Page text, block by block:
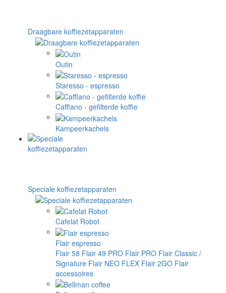
Draagbare koffiezetapparaten
Outin
Staresso - espresso
Cafflano - gefilterde koffie
Kampeerkachels
Speciale koffiezetapparaten
Cafelat Robot
Flair espresso
Flair 58 Flair 49 PRO Flair PRO Flair Classic /
Signature Flair NEO FLEX Flair 2GO Flair
accessoires